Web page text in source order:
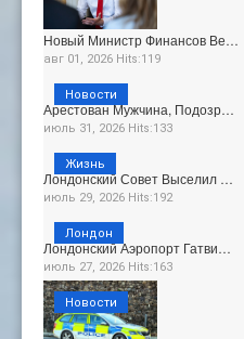
Новый Министр Финансов Ве…
авг 01, 2026 Hits:119
Арестован Мужчина, Подозр…
июль 31, 2026 Hits:133
Новости
Лондонский Совет Выселил …
июль 29, 2026 Hits:192
Жизнь
Лондонский Аэропорт Гатви…
июль 27, 2026 Hits:163
Лондон
Новости